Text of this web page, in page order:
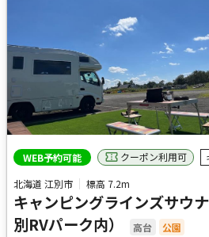
WEB予約可能 クーポン利用可
北海道 江別市
標高 7.2m
キャンピングラインズサウ
別RVパーク内）
高台
公園